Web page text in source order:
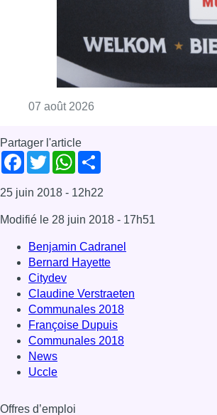
07 août 2026
Partager l'article
Facebook
TwitterWhatsApp
25 juin 2018 - 12h22
Modifié le 28 juin 2018 - 17h51
Benjamin Cadranel
Bernard Hayette
Citydev
Claudine Verstraeten
Communales 2018
Françoise Dupuis
Communales 2018
News
Uccle
Offres d’emploi